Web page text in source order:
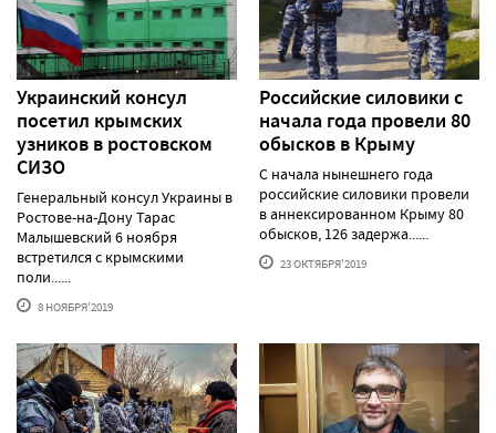
Украинский консул
посетил крымских
узников в ростовском
СИЗО
Генеральный консул Украины в
Ростове-на-Дону Тарас
Малышевский 6 ноября
встретился с крымскими
поли......
8 НОЯБРЯ'2019
Российские силовики с
начала года провели 80
обысков в Крыму
С начала нынешнего года
российские силовики провели
в аннексированном Крыму 80
обысков, 126 задержа......
23 ОКТЯБРЯ'2019